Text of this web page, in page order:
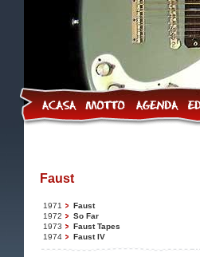
Faust
1971
Faust
1972
So Far
1973
Faust Tapes
1974
Faust IV